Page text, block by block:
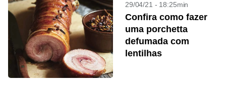
29/04/21 - 18:25min
Confira como fazer
uma porchetta
defumada com
lentilhas